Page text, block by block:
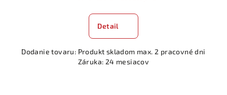
Detail
Dodanie tovaru: Produkt skladom max. 2 pracovné dni
Záruka: 24 mesiacov